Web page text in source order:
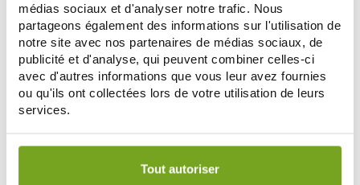
médias sociaux et d'analyser notre trafic. Nous
partageons également des informations sur l'utilisation de
notre site avec nos partenaires de médias sociaux, de
publicité et d'analyse, qui peuvent combiner celles-ci
avec d'autres informations que vous leur avez fournies
ou qu'ils ont collectées lors de votre utilisation de leurs
services.
Votre choix de consentement est conservé pendant une
Tout autoriser
HYARHINOL SPRAY NASAL 15ML
THERMCOOL GEL ANTI DOULEUR